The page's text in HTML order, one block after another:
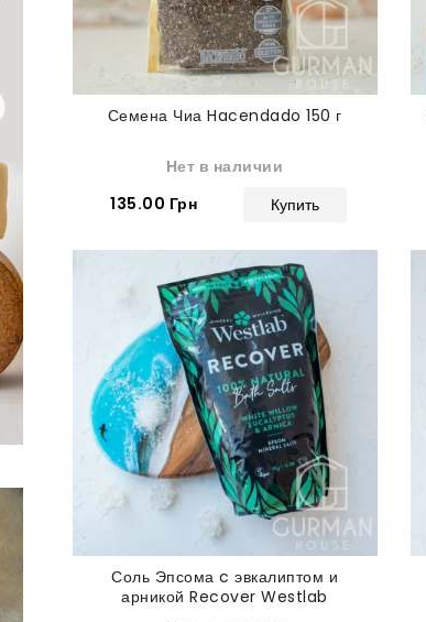
Семена Чиа Hacendado 150 г
Нет в наличии
135.00 Грн
Купить
Соль Эпсома c эвкалиптом и
арникой Recover Westlab